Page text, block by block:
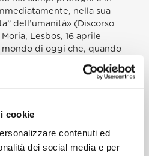
cookie
contenuti ed
dei social media e per
nella sua
dell’umanità» (Discorso
Lesbos, 16 aprile
mondo di oggi che, quando
somme scandalose per
tanto? E così il
vicino ai muri, muri
Nei giorni di questo